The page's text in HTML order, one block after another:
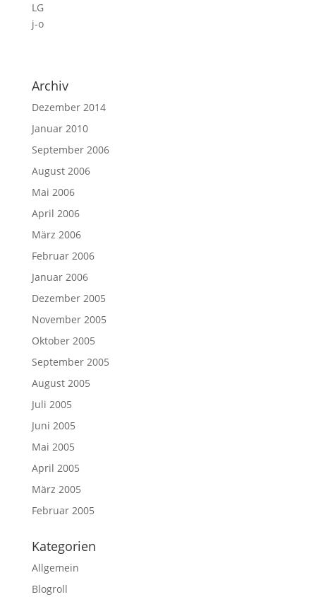
LG
j-o
Archiv
Dezember 2014
Januar 2010
September 2006
August 2006
Mai 2006
April 2006
März 2006
Februar 2006
Januar 2006
Dezember 2005
November 2005
Oktober 2005
September 2005
August 2005
Juli 2005
Juni 2005
Mai 2005
April 2005
März 2005
Februar 2005
Kategorien
Allgemein
Blogroll